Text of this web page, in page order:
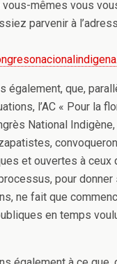
mêmes vous
parvenir à
également, que,
l’AC « Pour la
National
et ouvertes à ceux
pour
ne fait que
en temps